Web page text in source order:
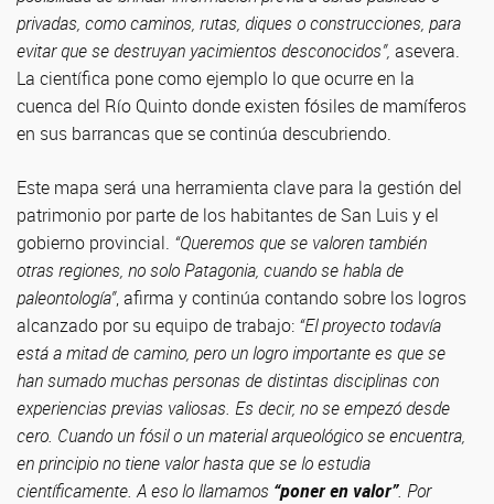
privadas, como caminos, rutas, diques o construcciones, para
evitar que se destruyan yacimientos desconocidos”, asevera.
La científica pone como ejemplo lo que ocurre en la
cuenca del Río Quinto donde existen fósiles de mamíferos
en sus barrancas que se continúa descubriendo.
Este mapa será una herramienta clave para la gestión del
patrimonio por parte de los habitantes de San Luis y el
gobierno provincial. “Queremos que se valoren también
otras regiones, no solo Patagonia, cuando se habla de
paleontología”, afirma y continúa contando sobre los logros
alcanzado por su equipo de trabajo: “El proyecto todavía
está a mitad de camino, pero un logro importante es que se
han sumado muchas personas de distintas disciplinas con
experiencias previas valiosas. Es decir, no se empezó desde
cero. Cuando un fósil o un material arqueológico se encuentra,
en principio no tiene valor hasta que se lo estudia
científicamente. A eso lo llamamos “poner en valor”. Por